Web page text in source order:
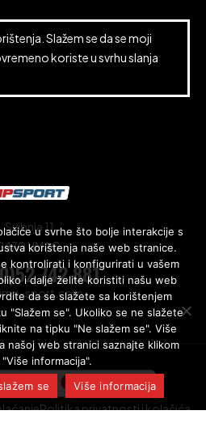
. Slažem se da se moji
koriste u svrhu slanja
Svibnja 11,
UMAG
742 881
sport.com
Politika privatnosti i kolačića
u svrhe što bolje interakcije s
korištenja naše web stranice.
kontrolirati i konfigurirati u vašem
i dalje želite koristiti našu web
da se slažete sa korištenjem
"Slažem se". Ukoliko se ne slažete
na tipku "Ne slažem se". Više
našoj web stranici saznajte klikom
informacija".
se Više informacija